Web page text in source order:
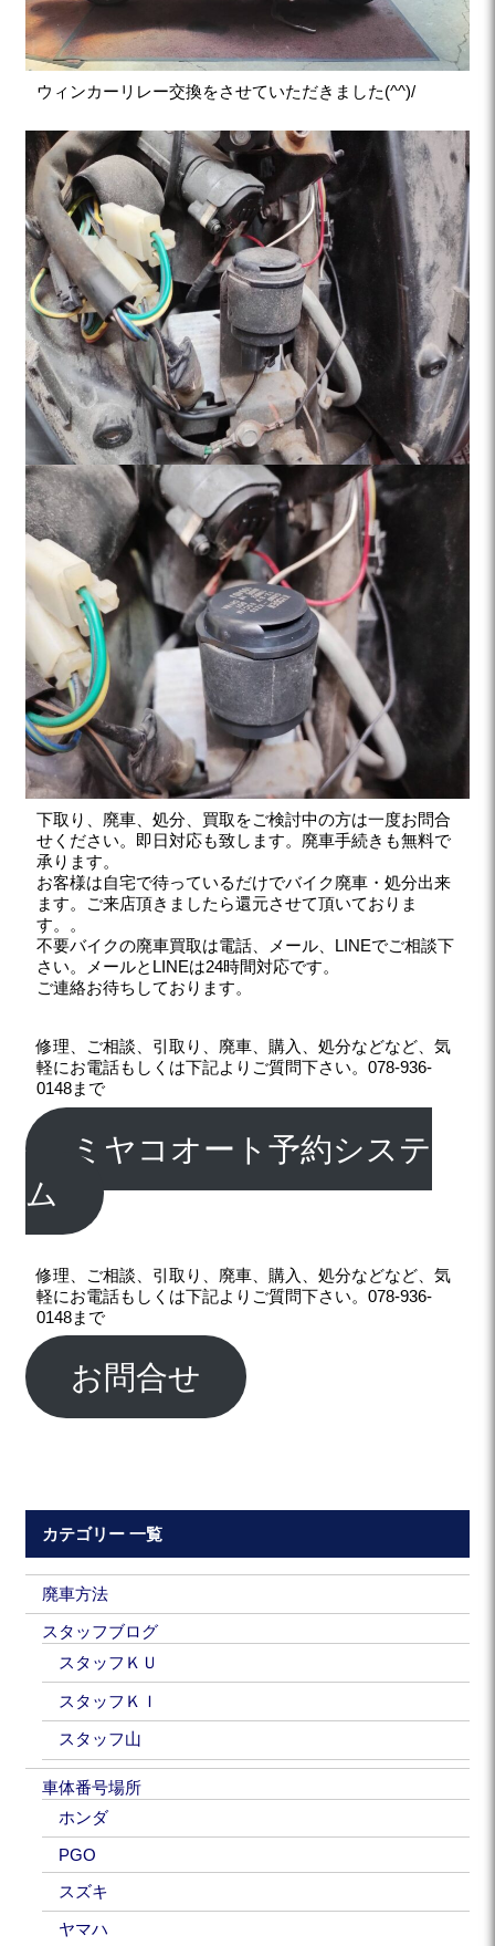
ウィンカーリレー交換をさせていただきました(^^)/
下取り、廃車、処分、買取をご検討中の方は一度お問合
せください。即日対応も致します。廃車手続きも無料で
承ります。
お客様は自宅で待っているだけでバイク廃車・処分出来
ます。ご来店頂きましたら還元させて頂いておりま
す。。
不要バイクの廃車買取は電話、メール、LINEでご相談下
さい。メールとLINEは24時間対応です。
ご連絡お待ちしております。
修理、ご相談、引取り、廃車、購入、処分などなど、気
軽にお電話もしくは下記よりご質問下さい。078-936-
0148まで
ミヤコオート予約システ
ム
修理、ご相談、引取り、廃車、購入、処分などなど、気
軽にお電話もしくは下記よりご質問下さい。078-936-
0148まで
お問合せ
カテゴリー 一覧
廃車方法
スタッフブログ
スタッフＫＵ
スタッフＫＩ
スタッフ山
車体番号場所
ホンダ
PGO
スズキ
ヤマハ